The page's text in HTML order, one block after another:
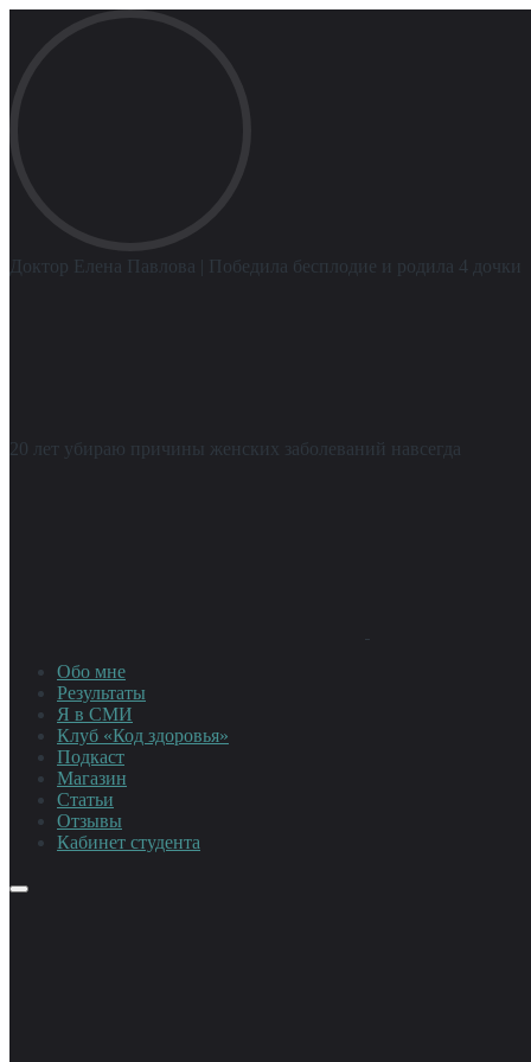
Доктор Елена Павлова | Победила бесплодие и родила 4 дочки
20 лет убираю причины женских заболеваний навсегда
Обо мне
Результаты
Я в СМИ
Клуб «Код здоровья»
Подкаст
Магазин
Статьи
Отзывы
Кабинет студента